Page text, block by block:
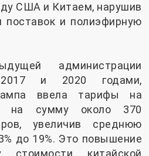
США и Китаем, нарушив
поставок и полиэфирную
администрации
и 2020 годами,
ввела тарифы на
на сумму около 370
увеличив среднюю
до 19%. Это повышение